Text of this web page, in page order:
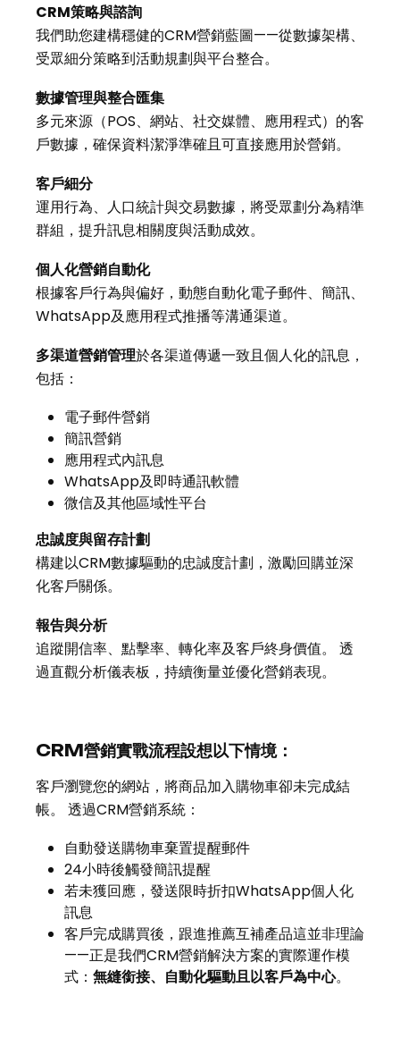
CRM策略與諮詢
我們助您建構穩健的CRM營銷藍圖——從數據架構、
受眾細分策略到活動規劃與平台整合。
數據管理與整合匯集
多元來源（POS、網站、社交媒體、應用程式）的客
戶數據，確保資料潔淨準確且可直接應用於營銷。
客戶細分
運用行為、人口統計與交易數據，將受眾劃分為精準
群組，提升訊息相關度與活動成效。
個人化營銷自動化
根據客戶行為與偏好，動態自動化電子郵件、簡訊、
WhatsApp及應用程式推播等溝通渠道。
多渠道營銷管理於各渠道傳遞一致且個人化的訊息，
包括：
電子郵件營銷
簡訊營銷
應用程式內訊息
WhatsApp及即時通訊軟體
微信及其他區域性平台
忠誠度與留存計劃
構建以CRM數據驅動的忠誠度計劃，激勵回購並深
化客戶關係。
報告與分析
追蹤開信率、點擊率、轉化率及客戶終身價值。 透
過直觀分析儀表板，持續衡量並優化營銷表現。
CRM營銷實戰流程設想以下情境：
客戶瀏覽您的網站，將商品加入購物車卻未完成結
帳。 透過CRM營銷系統：
自動發送購物車棄置提醒郵件
24小時後觸發簡訊提醒
若未獲回應，發送限時折扣WhatsApp個人化
訊息
客戶完成購買後，跟進推薦互補產品這並非理論
——正是我們CRM營銷解決方案的實際運作模
式： 無縫銜接、自動化驅動且以客戶為中心。